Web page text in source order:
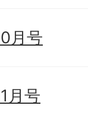
月号
月号